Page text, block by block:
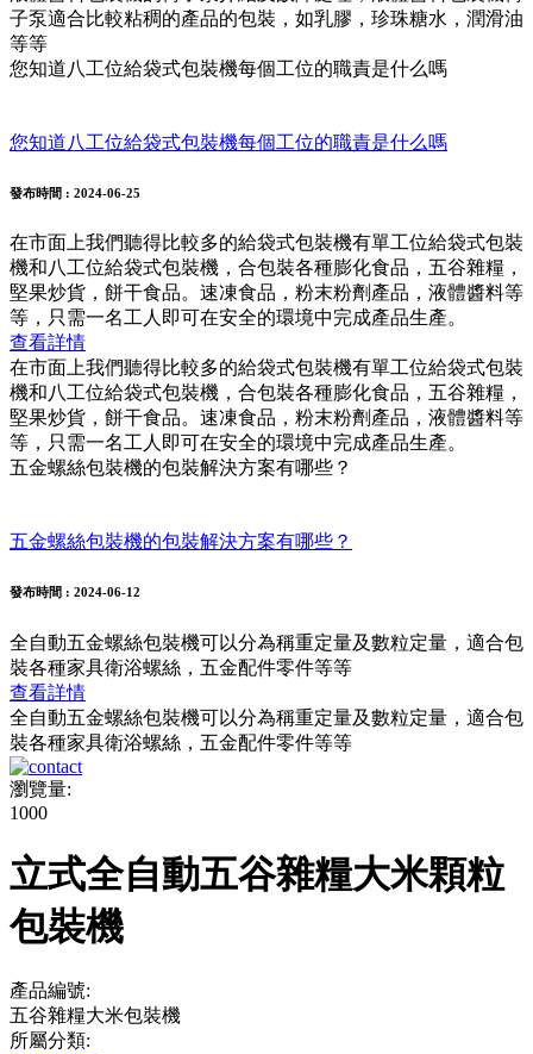
子泵適合比較粘稠的產品的包裝，如乳膠，珍珠糖水，潤滑油
等等
您知道八工位給袋式包裝機每個工位的職責是什么嗎
您知道八工位給袋式包裝機每個工位的職責是什么嗎
發布時間 : 2024-06-25
在市面上我們聽得比較多的給袋式包裝機有單工位給袋式包裝
機和八工位給袋式包裝機，合包裝各種膨化食品，五谷雜糧，
堅果炒貨，餅干食品。速凍食品，粉末粉劑產品，液體醬料等
等，只需一名工人即可在安全的環境中完成產品生產。
查看詳情
在市面上我們聽得比較多的給袋式包裝機有單工位給袋式包裝
機和八工位給袋式包裝機，合包裝各種膨化食品，五谷雜糧，
堅果炒貨，餅干食品。速凍食品，粉末粉劑產品，液體醬料等
等，只需一名工人即可在安全的環境中完成產品生產。
五金螺絲包裝機的包裝解決方案有哪些？
五金螺絲包裝機的包裝解決方案有哪些？
發布時間 : 2024-06-12
全自動五金螺絲包裝機可以分為稱重定量及數粒定量，適合包
裝各種家具衛浴螺絲，五金配件零件等等
查看詳情
全自動五金螺絲包裝機可以分為稱重定量及數粒定量，適合包
裝各種家具衛浴螺絲，五金配件零件等等
瀏覽量:
1000
立式全自動五谷雜糧大米顆粒
包裝機
產品編號:
五谷雜糧大米包裝機
所屬分類: